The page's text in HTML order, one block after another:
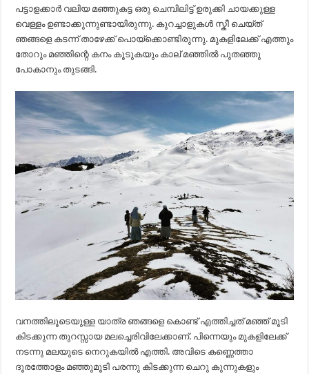
പട്ടാളക്കാർ വലിയ മഞ്ഞുകട്ട ഒരു ചെമ്പിലിട്ട് ഉരുക്കി ചായക്കുള്ള
വെള്ളം ഉണ്ടാക്കുന്നുണ്ടായിരുന്നു. കുറച്ചാളുകൾ സ്കീ ചെയ്ത്
ഞങ്ങളെ കടന്ന് താഴേക്ക് പൊയ്ക്കൊണ്ടിരുന്നു. മുകളിലേക്ക് എത്തും
തോറും മഞ്ഞിന്റെ കനം കൂടുകയും കാല് മഞ്ഞിൽ പുതഞ്ഞു
പോകാനും തുടങ്ങി.
വനത്തിലൂടെയുള്ള യാത്ര ഞങ്ങളെ കൊണ്ട് എത്തിച്ചത് മഞ്ഞ് മൂടി
കിടക്കുന്ന തുറസ്സായ മലച്ചെരിവിലേക്കാണ്. പിന്നെയും മുകളിലേക്ക്
നടന്നു മലയുടെ നെറുകയിൽ എത്തി. അവിടെ കണ്ണെത്താ
ദൂരത്തോളം മഞ്ഞുമൂടി പരന്നു കിടക്കുന്ന ചെറു കുന്നുകളും